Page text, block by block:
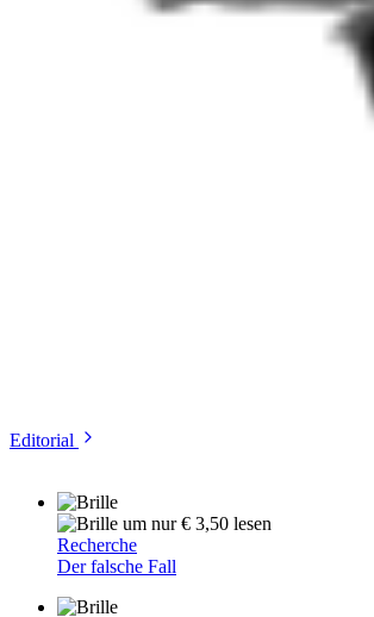
Editorial
um nur € 3,50 lesen
Recherche
Der falsche Fall